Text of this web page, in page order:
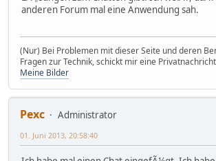
anderen Forum mal eine Anwendung sah.
(Nur) Bei Problemen mit dieser Seite und deren
Fragen zur Technik, schickt mir eine
Meine Bilder
Pexc
Administrator
01. Juni 2013, 20:58:40